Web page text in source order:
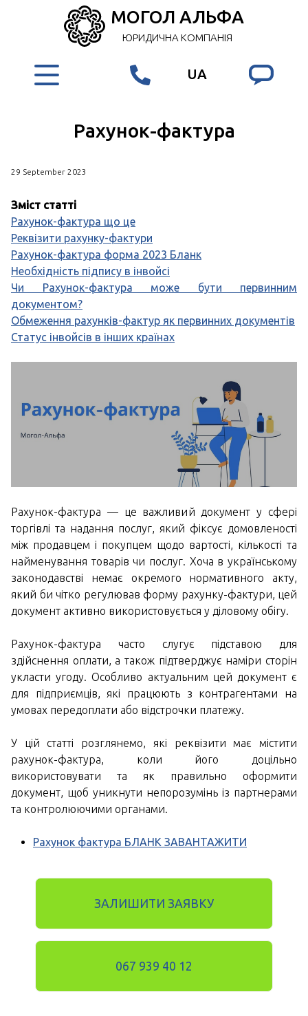
МОГОЛ АЛЬФА
ЮРИДИЧНА КОМПАНІЯ
UA
Рахунок-фактура
29 September 2023
Зміст статті
Рахунок-фактура що це
Реквізити рахунку-фактури
Рахунок-фактура форма 2023 Бланк
Необхідність підпису в інвойсі
Чи Рахунок-фактура може бути первинним
документом?
Обмеження рахунків-фактур як первинних документів
Статус інвойсів в інших країнах
Рахунок-фактура — це важливий документ у сфері
торгівлі та надання послуг, який фіксує домовленості
між продавцем і покупцем щодо вартості, кількості та
найменування товарів чи послуг. Хоча в українському
законодавстві немає окремого нормативного акту,
який би чітко регулював форму рахунку-фактури, цей
документ активно використовується у діловому обігу.
Рахунок-фактура часто слугує підставою для
здійснення оплати, а також підтверджує наміри сторін
укласти угоду. Особливо актуальним цей документ є
для підприємців, які працюють з контрагентами на
умовах передоплати або відстрочки платежу.
У цій статті розглянемо, які реквізити має містити
рахунок-фактура, коли його доцільно
використовувати та як правильно оформити
документ, щоб уникнути непорозумінь із партнерами
та контролюючими органами.
Рахунок фактура БЛАНК ЗАВАНТАЖИТИ
ЗАЛИШИТИ ЗАЯВКУ
067 939 40 12